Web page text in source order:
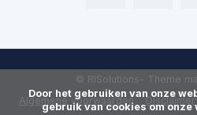
Algemene voorwaarden Disclaimer
© RISolutions- Theme
gebruik van cookies om